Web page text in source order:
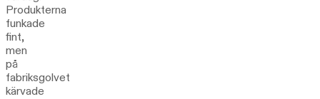
Produkterna
funkade
fint,
men
på
fabriksgolvet
kärvade